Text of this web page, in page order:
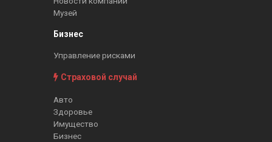
Музей
Бизнес
Управление рисками
Страховой случай
Авто
Здоровье
Имущество
Бизнес